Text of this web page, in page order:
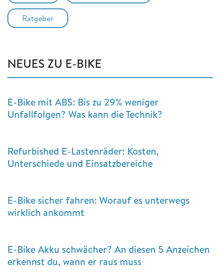
Ratgeber
NEUES ZU E-BIKE
E-Bike mit ABS: Bis zu 29% weniger
Unfallfolgen? Was kann die Technik?
Refurbished E-Lastenräder: Kosten,
Unterschiede und Einsatzbereiche
E-Bike sicher fahren: Worauf es unterwegs
wirklich ankommt
E-Bike Akku schwächer? An diesen 5 Anzeichen
erkennst du, wann er raus muss